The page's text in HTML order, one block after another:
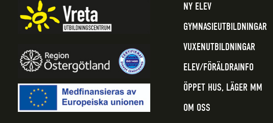
NY ELEV
GYMNASIEUTBILDNINGAR
VUXENUTBILDNINGAR
ELEV/FÖRÄLDRAINFO
ÖPPET HUS, LÄGER MM
OM OSS